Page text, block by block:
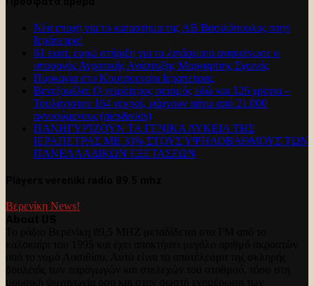
Νέα εποχή για το καταστημα της ΑΒ Βασιλόπουλος στην
Ιεράπετρα!
61 εκατ. ευρώ στήριξη για τα λιπάσματα ανακοίνωσε ο
υπουργός Αγροτικής Ανάπτυξης Μαργαρίτης Σχοινάς
Πυρκαγια στο Κουτσουναρι Ιεραπετρας.
Βενεζουέλα: Ο χειρότερος σεισμός εδώ και 126 χρόνια –
Τουλάχιστον 164 νεκροί, ψάχνουν πάνω από 21.000
αγνοούμενους (pics&vids)
ΠΑΝΗΓΥΡΊΖΟΥΝ ΤΑ ΓΕΝΙΚΑ ΛΥΚΕΙΑ ΤΗΣ
ΙΕΡΑΠΕΤΡΑΣ ΜΕ 33% ΣΤΟΥΣ ΥΨΗΛΟΒΑΘΜΟΥΣ ΤΩΝ
ΠΑΝΕΛΛΑΔΙΚΩΝ ΕΞΕΤΑΣΕΩΝ
Βερενίκη News!